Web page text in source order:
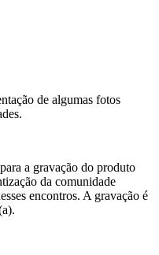
de algumas fotos
a gravação do produto
da comunidade
encontros. A gravação é